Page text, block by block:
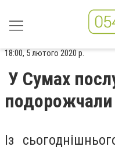
18:00, 5 лютого 2020 р.
У Сумах
подорожчали
Із